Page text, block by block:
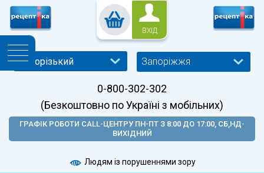
ВХІД
Запоріжжя
0-800-302-302
(Безкоштовно по Україні з мобільних)
ГРАФІК РОБОТИ CALL-ЦЕНТРУ ПН-ПТ З 8:00 ДО 17:00, СБ,НД-
ВИХІДНИЙ
Людям із порушеннями зору